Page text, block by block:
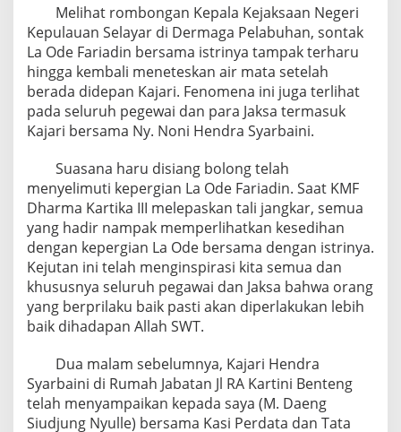
Melihat rombongan Kepala Kejaksaan Negeri
Kepulauan Selayar di Dermaga Pelabuhan, sontak
La Ode Fariadin bersama istrinya tampak terharu
hingga kembali meneteskan air mata setelah
berada didepan Kajari. Fenomena ini juga terlihat
pada seluruh pegewai dan para Jaksa termasuk
Kajari bersama Ny. Noni Hendra Syarbaini.
Suasana haru disiang bolong telah
menyelimuti kepergian La Ode Fariadin. Saat KMF
Dharma Kartika III melepaskan tali jangkar, semua
yang hadir nampak memperlihatkan kesedihan
dengan kepergian La Ode bersama dengan istrinya.
Kejutan ini telah menginspirasi kita semua dan
khususnya seluruh pegawai dan Jaksa bahwa orang
yang berprilaku baik pasti akan diperlakukan lebih
baik dihadapan Allah SWT.
Dua malam sebelumnya, Kajari Hendra
Syarbaini di Rumah Jabatan Jl RA Kartini Benteng
telah menyampaikan kepada saya (M. Daeng
Siudjung Nyulle) bersama Kasi Perdata dan Tata